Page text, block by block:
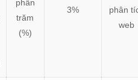
phần
trăm
(%)
3%
phân
web